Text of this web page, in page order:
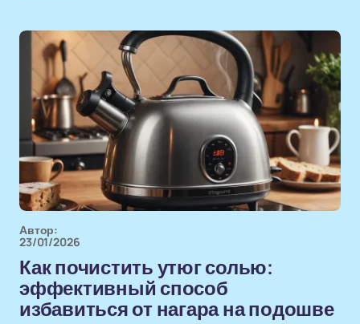
Автор:
23/01/2026
Как почистить утюг солью:
эффективный способ
избавиться от нагара на подошве